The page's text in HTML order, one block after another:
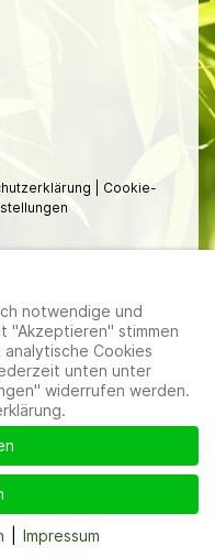
Cookie-
notwendige und
"Akzeptieren" stimmen
Cookies
unten unter
widerrufen werden.
Impressum